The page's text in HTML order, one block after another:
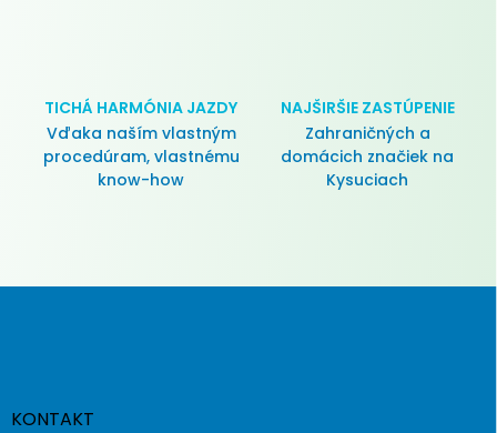
TICHÁ HARMÓNIA JAZDY
Vďaka naším vlastným
procedúram, vlastnému
know-how
NAJŠIRŠIE ZASTÚPENIE
Zahraničných a
domácich značiek na
Kysuciach
KONTAKT